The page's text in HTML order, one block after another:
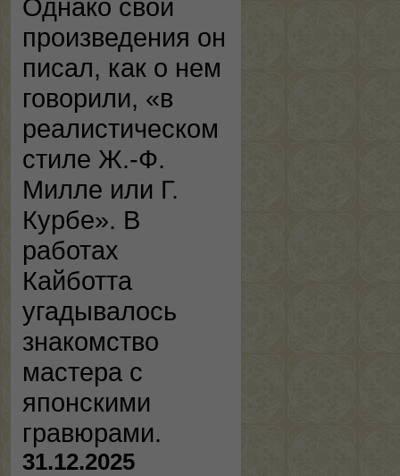
Однако свои
произведения он
писал, как о нем
говорили, «в
реалистическом
стиле Ж.-Ф.
Милле или Г.
Курбе». В
работах
Кайботта
угадывалось
знакомство
мастера с
японскими
гравюрами.
31.12.2025